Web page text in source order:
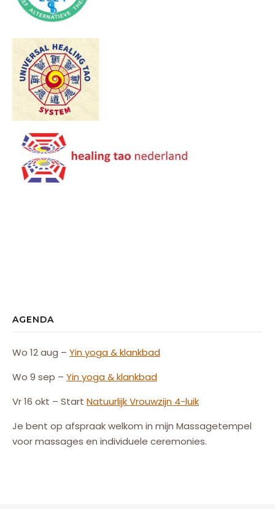
AGENDA
Wo 12 aug – Yin yoga & klankbad
Wo 9 sep – Yin yoga & klankbad
Vr 16 okt – Start NatuurlijkVrouwzijn 4-luik
Je bent op afspraak welkom in mijn Massagetempel
voor massages en individuele ceremonies.